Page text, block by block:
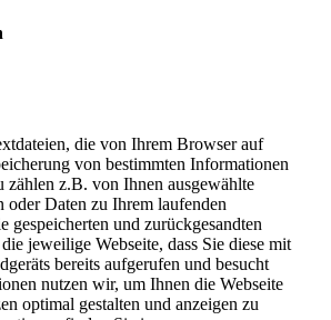
die von Ihrem Browser auf
von bestimmten Informationen
zählen z.B. von Ihnen ausgewählte
oder Daten zu Ihrem laufenden
gespeicherten und zurückgesandten
jeweilige Webseite, dass Sie diese mit
bereits aufgerufen und besucht
nutzen wir, um Ihnen die Webseite
optimal gestalten und anzeigen zu